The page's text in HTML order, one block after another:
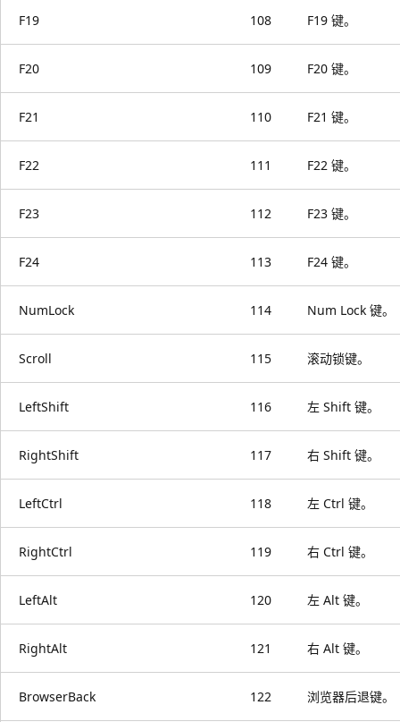
F19 108 F19 键。
F20 109 F20 键。
F21 110 F21 键。
F22 111 F22 键。
F23 112 F23 键。
F24 113 F24 键。
NumLock 114 Num Lock 键。
Scroll 115 滚动锁键。
LeftShift 116 左 Shift 键。
RightShift 117 右 Shift 键。
LeftCtrl 118 左 Ctrl 键。
RightCtrl 119 右 Ctrl 键。
LeftAlt 120 左 Alt 键。
RightAlt 121 右 Alt 键。
BrowserBack 122 浏览器后退键。